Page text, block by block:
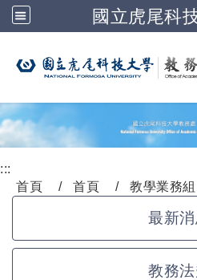
國立虎尾科
跳到主
:::
首頁
首頁 教學業務組
最新消
教務法